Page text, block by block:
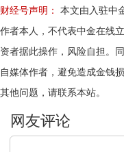
财经号声明：
本文由入驻中
作者本人，不代表中金在线
资者据此操作，风险自担。
自媒体作者，避免造成金钱
其他问题，请联系本站。